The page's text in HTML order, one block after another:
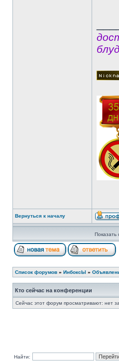
Вернуться к началу
Показать
Список форумов » ИнбоксЫ »
Кто сейчас на конференции
Сейчас этот форум просматривают: нет
Найти: